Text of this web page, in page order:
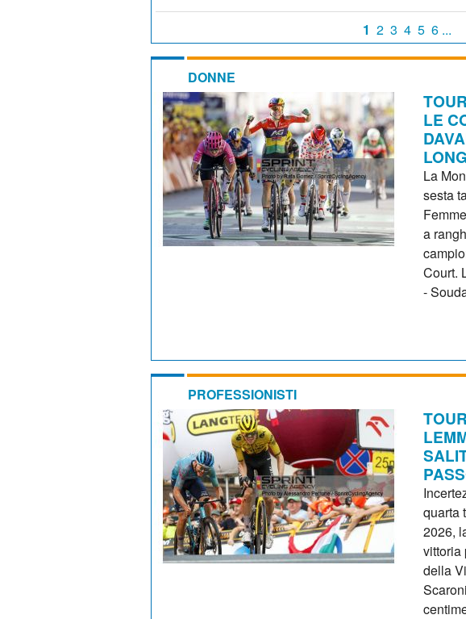
1 2 3 4 5 6 ...
DONNE
LE
La
sesta
a
Court.
-
PROFESSIONISTI
quarta
2026,
vittoria
della